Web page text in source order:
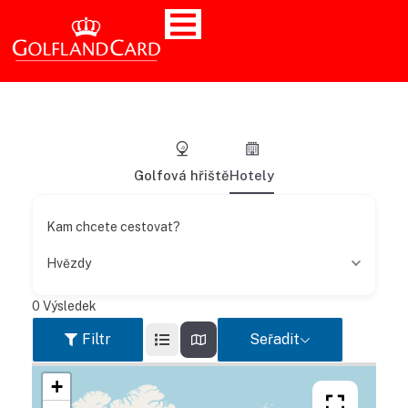
Golfová hřištěHotely
Kam chcete cestovat?
Hvězdy
0 Výsledek
Filtr Seřadit
+